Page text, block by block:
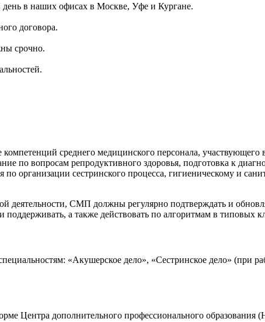
в наших офисах в Москве, Уфе и Кургане.
договора.
срочно.
среднего медицинского персонала,
по вопросам репродуктивного здоровья, подготовка к
по организации сестринского процесса, гигиеническому и
деятельности, СМП должны регулярно подтверждать и
а также действовать по алгоритмам в типовых
«Акушерское дело», «Сестринское дело» (при
Центра дополнительного профессионального